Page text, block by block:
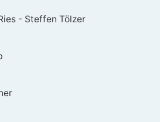
- Steffen Tölzer